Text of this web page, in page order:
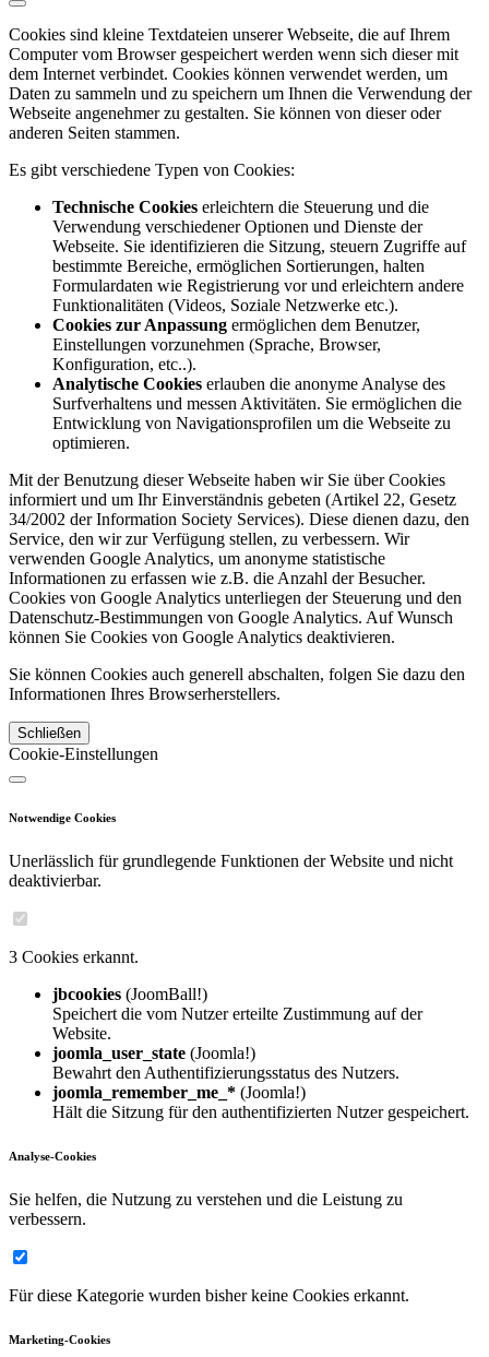
Cookies sind kleine Textdateien unserer Webseite, die auf Ihrem
Computer vom Browser gespeichert werden wenn sich dieser mit
dem Internet verbindet. Cookies können verwendet werden, um
Daten zu sammeln und zu speichern um Ihnen die Verwendung der
Webseite angenehmer zu gestalten. Sie können von dieser oder
anderen Seiten stammen.
Es gibt verschiedene Typen von Cookies:
Technische Cookies erleichtern die Steuerung und die
Verwendung verschiedener Optionen und Dienste der
Webseite. Sie identifizieren die Sitzung, steuern Zugriffe auf
bestimmte Bereiche, ermöglichen Sortierungen, halten
Formulardaten wie Registrierung vor und erleichtern andere
Funktionalitäten (Videos, Soziale Netzwerke etc.).
Cookies zur Anpassung ermöglichen dem Benutzer,
Einstellungen vorzunehmen (Sprache, Browser,
Konfiguration, etc..).
Analytische Cookies erlauben die anonyme Analyse des
Surfverhaltens und messen Aktivitäten. Sie ermöglichen die
Entwicklung von Navigationsprofilen um die Webseite zu
optimieren.
Mit der Benutzung dieser Webseite haben wir Sie über Cookies
informiert und um Ihr Einverständnis gebeten (Artikel 22, Gesetz
34/2002 der Information Society Services). Diese dienen dazu, den
Service, den wir zur Verfügung stellen, zu verbessern. Wir
verwenden Google Analytics, um anonyme statistische
Informationen zu erfassen wie z.B. die Anzahl der Besucher.
Cookies von Google Analytics unterliegen der Steuerung und den
Datenschutz-Bestimmungen von Google Analytics. Auf Wunsch
können Sie Cookies von Google Analytics deaktivieren.
Sie können Cookies auch generell abschalten, folgen Sie dazu den
Informationen Ihres Browserherstellers.
Schließen
Cookie-Einstellungen
Notwendige Cookies
Unerlässlich für grundlegende Funktionen der Website und nicht
deaktivierbar.
3 Cookies erkannt.
jbcookies (JoomBall!)
Speichert die vom Nutzer erteilte Zustimmung auf der
Website.
joomla_user_state (Joomla!)
Bewahrt den Authentifizierungsstatus des Nutzers.
joomla_remember_me_* (Joomla!)
Hält die Sitzung für den authentifizierten Nutzer gespeichert.
Analyse-Cookies
Sie helfen, die Nutzung zu verstehen und die Leistung zu
verbessern.
Für diese Kategorie wurden bisher keine Cookies erkannt.
Marketing-Cookies